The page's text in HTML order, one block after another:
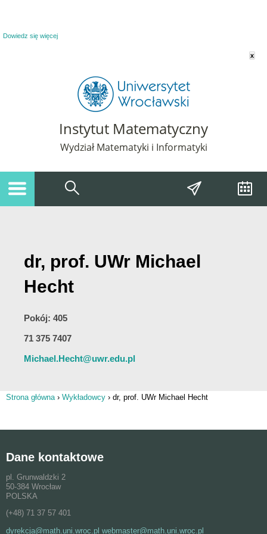
Dowiedz się więcej
x
Instytut Matematyczny
Wydział Matematyki i Informatyki
dr, prof. UWr Michael
Hecht
Pokój: 405
71 375 7407
Michael.Hecht@uwr.edu.pl
Strona główna› Wykładowcy › dr, prof. UWr Michael Hecht
Dane kontaktowe
pl. Grunwaldzki 2
50-384 Wrocław
POLSKA
(+48) 71 37 57 401
dyrekcja@math.uni.wroc.pl webmaster@math.uni.wroc.pl